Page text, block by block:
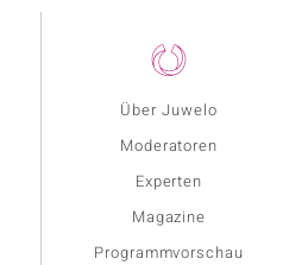
Über Juwelo
Moderatoren
Experten
Magazine
Programmvorschau